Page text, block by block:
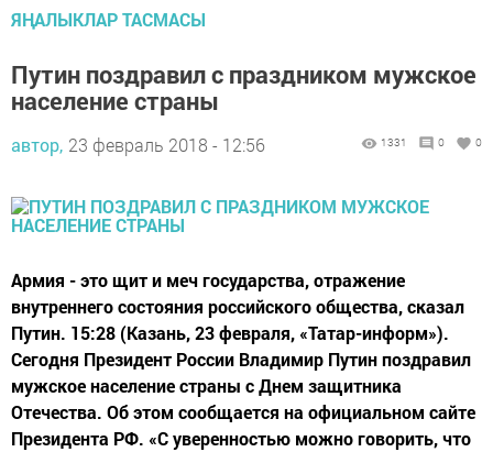
ЯҢАЛЫКЛАР ТАСМАСЫ
Путин поздравил с праздником мужское
население страны
автор, 23 февраль 2018 - 12:56 1331 0 0
Армия - это щит и меч государства, отражение
внутреннего состояния российского общества, сказал
Путин. 15:28 (Казань, 23 февраля, «Татар-информ»).
Сегодня Президент России Владимир Путин поздравил
мужское население страны с Днем защитника
Отечества. Об этом сообщается на официальном сайте
Президента РФ. «С уверенностью можно говорить, что